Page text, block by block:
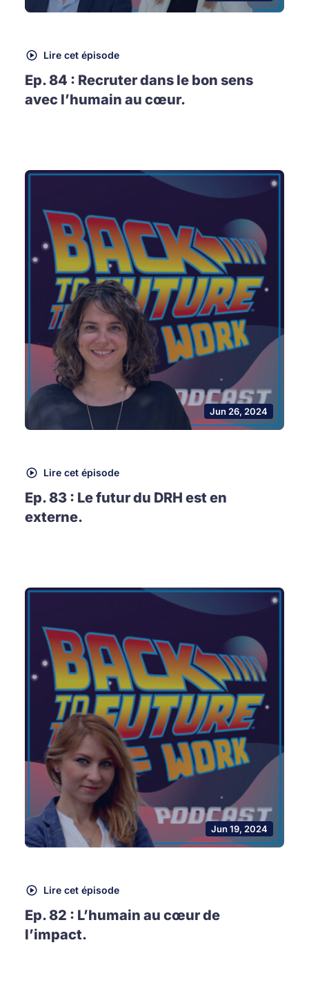
Lire cet épisode
Ep. 84 : Recruter dans le bon sens
avec l’humain au cœur.
Jun 26, 2024
Lire cet épisode
Ep. 83 : Le futur du DRH est en
externe.
Jun 19, 2024
Lire cet épisode
Ep. 82 : L’humain au cœur de
l’impact.